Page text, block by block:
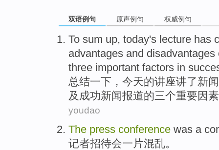
双语例句 原声例句 权威例句
To sum up, today's lecture has
advantages and disadvantages
three important factors in
总结一下， 今天的讲座讲了新
及 成功新闻报道的三个重要因素
youdao
The press conference was a
记者招待会一 片混乱。